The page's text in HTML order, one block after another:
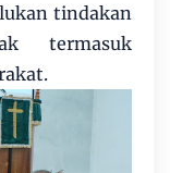
tindakan
termasuk